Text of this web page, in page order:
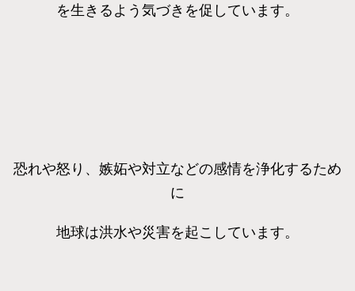
を生きるよう気づきを促しています。
恐れや怒り、嫉妬や対立などの感情を浄化するため
に
地球は洪水や災害を起こしています。